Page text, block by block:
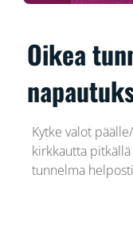
Oikea
Kytke valot
kirkkautta
tunnelma